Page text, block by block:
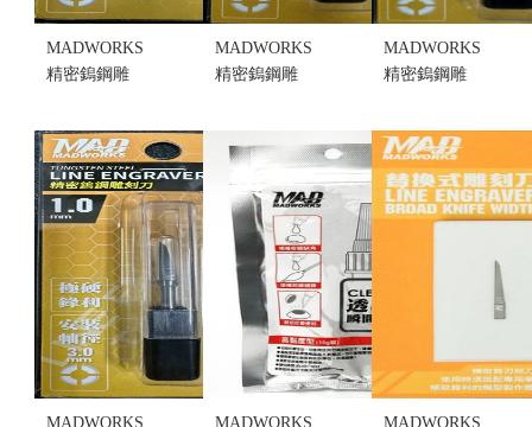
MADWORKS
精密鎢鋼雕
刻線刀 刻刀
刻針 (不挑盒
況)
售價:220
MADWORKS
精密鎢鋼雕
刻針 (不挑盒
售價:220
MADWORKS
精密鎢鋼雕
刻線刀 刻刀
刻針 (不挑盒
況)
售價:220
MADWORKS
MADWORKS
MADWORKS